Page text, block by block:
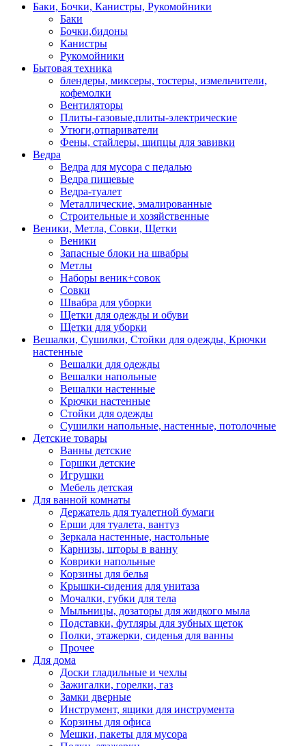
Баки, Бочки, Канистры, Рукомойники
Баки
Бочки,бидоны
Канистры
Рукомойники
Бытовая техника
блендеры, миксеры, тостеры, измельчители,
кофемолки
Вентиляторы
Плиты-газовые,плиты-электрические
Утюги,отпариватели
Фены, стайлеры, щипцы для завивки
Ведра
Ведра для мусора с педалью
Ведра пищевые
Ведра-туалет
Металлические, эмалированные
Строительные и хозяйственные
Веники, Метла, Совки, Щетки
Веники
Запасные блоки на швабры
Метлы
Наборы веник+совок
Совки
Швабра для уборки
Щетки для одежды и обуви
Щетки для уборки
Вешалки, Сушилки, Стойки для одежды, Крючки
настенные
Вешалки для одежды
Вешалки напольные
Вешалки настенные
Крючки настенные
Стойки для одежды
Сушилки напольные, настенные, потолочные
Детские товары
Ванны детские
Горшки детские
Игрушки
Мебель детская
Для ванной комнаты
Держатель для туалетной бумаги
Ерши для туалета, вантуз
Зеркала настенные, настольные
Карнизы, шторы в ванну
Коврики напольные
Корзины для белья
Крышки-сидения для унитаза
Мочалки, губки для тела
Мыльницы, дозаторы для жидкого мыла
Подставки, футляры для зубных щеток
Полки, этажерки, сиденья для ванны
Прочее
Для дома
Доски гладильные и чехлы
Зажигалки, горелки, газ
Замки дверные
Инструмент, ящики для инструмента
Корзины для офиса
Мешки, пакеты для мусора